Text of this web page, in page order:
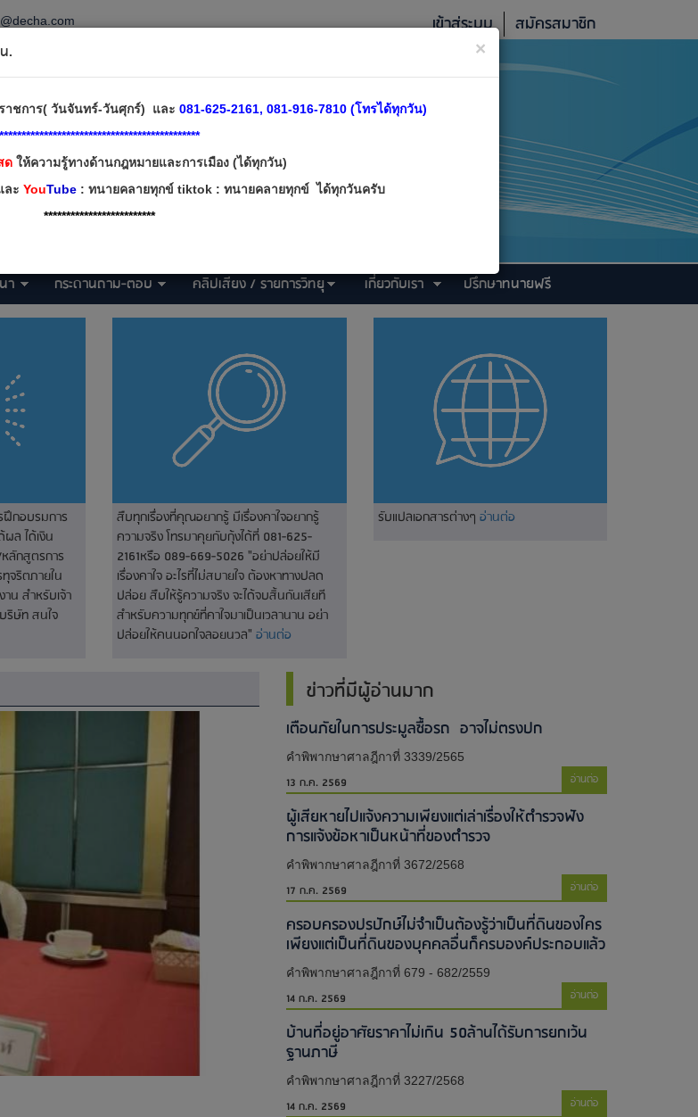
เข้าสู่ระบบ สมัครสมาชิก
า กระดานถาม-ตอบ คลิปเสียง / รายการวิทยุ เกี่ยวกับเรา ปรึกษาทนายฟรี
ฝึกอบรมการ
ล ได้เงิน
ลักสูตรการ
จริตภายใน
น สำหรับเจ้า
ริษัท สนใจ
สืบทุกเรื่องที่คุณอยากรู้ มีเรื่องคาใจอยากรู้
ความจริง โทรมาคุยกับกุ้งได้ที่ 081-625-
2161หรือ 089-669-5026 "อย่าปล่อยให้มี
เรื่องคาใจ อะไรที่ไม่สบายใจ ต้องหาทางปลด
ปล่อย สืบให้รู้ความจริง จะได้จบสิ้นกันเสียที
สำหรับความทุกข์ที่คาใจมาเป็นเวลานาน อย่า
ปล่อยให้คนนอกใจลอยนวล" อ่านต่อ
รับแปลเอกสารต่างๆ อ่านต่อ
ข่าวที่มีผู้อ่านมาก
เตือนภัยในการประมูลซื้อรถ อาจไม่ตรงปก
คำพิพากษาศาลฎีกาที่ 3339/2565
13 ก.ค. 2569 อ่านต่อ
ผู้เสียหายไปแจ้งความเพียงแต่เล่าเรื่องให้ตำรวจฟัง
การแจ้งข้อหาเป็นหน้าที่ของตำรวจ
คำพิพากษาศาลฎีกาที่ 3672/2568
17 ก.ค. 2569 อ่านต่อ
ครอบครองปรปักษ์ไม่จำเป็นต้องรู้ว่าเป็นที่ดินของใคร
เพียงแต่เป็นที่ดินของบุคคลอื่นก็ครบองค์ประกอบแล้ว
คำพิพากษาศาลฎีกาที่ 679 - 682/2559
14 ก.ค. 2569 อ่านต่อ
บ้านที่อยู่อาศัยราคาไม่เกิน 50ล้านได้รับการยกเว้น
ฐานภาษี
คำพิพากษาศาลฎีกาที่ 3227/2568
14 ก.ค. 2569 อ่านต่อ
×
.
าชการ( วันจันทร์-วันศุกร์) และ 081-625-2161, 081-916-7810 (โทรได้ทุกวัน)
*********************************************
ดให้ความรู้ทางด้านกฎหมายและการเมือง (ได้ทุกวัน)
ละ YouTube: ทนายคลายทุกข์ tiktok : ทนายคลายทุกข์ ได้ทุกวันครับ
*************************